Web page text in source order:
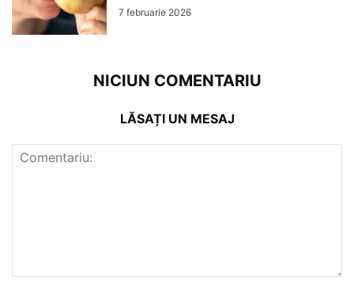
7 februarie 2026
NICIUN COMENTARIU
LĂSAȚI UN MESAJ